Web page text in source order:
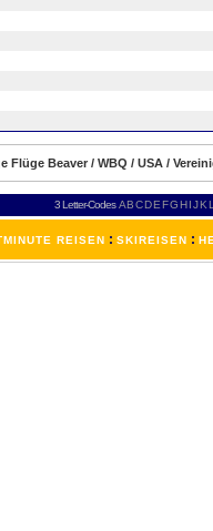
Flüge Beaver / WBQ / USA /
3 Letter-Codes ABCDEFGH IJKL
REISEN : SKIREISEN :